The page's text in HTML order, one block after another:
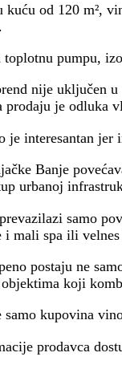
kuću od 120 m²,
pumpu,
nije uključen
je odluka
je interesantan
Banje
urbanoj
samo
i mali spa ili
postaju ne
koji
kupovina
prodavca